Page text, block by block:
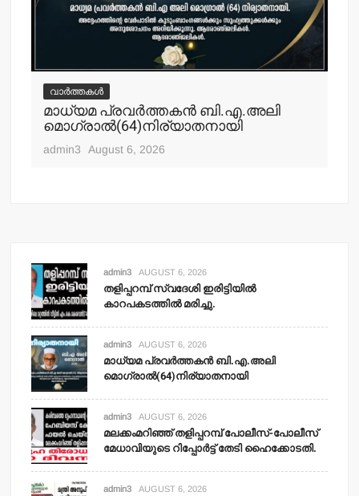
വാർത്തകൾ
മാധ്യമ പ്രവര്‍ത്തകന്‍ ബി.എ.അലി
മൊഗ്രാല്‍(64)നിര്യാതനായി
admin3 August 6, 2026
admin3 AUGUST 6, 2026
തളിപ്പറമ്പ് സ്വദേശി ഇരിട്ടിയില്‍
കാറപകടത്തില്‍ മരിച്ചു.
admin3 AUGUST 6, 2026
മാധ്യമ പ്രവര്‍ത്തകന്‍ ബി.എ.അലി
മൊഗ്രാല്‍(64)നിര്യാതനായി
admin3 AUGUST 6, 2026
മലക്കംമറിഞ്ഞ് തളിപ്പറമ്പ് പോലീസ്-പോലീസ്
മേധാവിയുടെ റിപ്പോര്‍ട്ട് തേടി ഹൈക്കോടതി.
admin3 AUGUST 6, 2026